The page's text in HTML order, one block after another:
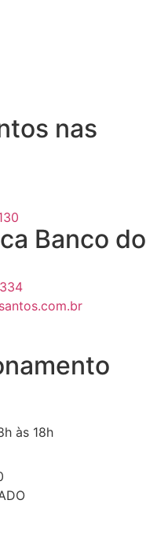
nas
Banco do
às 18h